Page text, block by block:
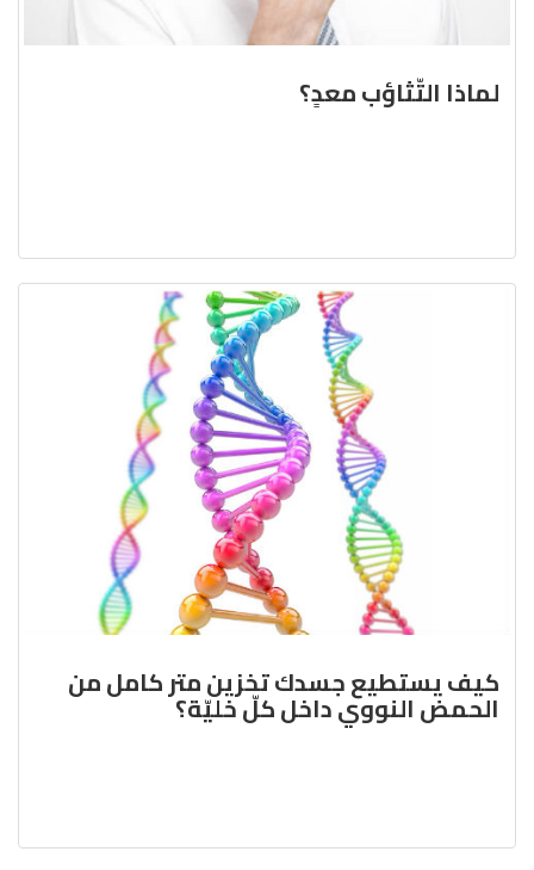
لماذا التّثاؤب معدٍ؟
كيف يستطيع جسدك تخزين متر كامل من
الحمض النووي داخل كلّ خليّة؟